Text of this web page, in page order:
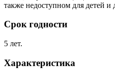
также недоступном для детей
Срок годности
5 лет.
Характеристика